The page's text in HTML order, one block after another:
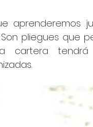
aprenderemos
pliegues que
cartera tendrá